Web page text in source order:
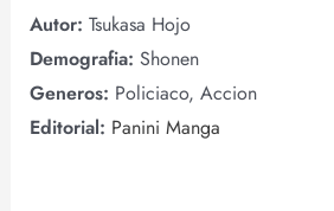
Autor: Tsukasa Hojo
Demografia: Shonen
Generos: Policiaco, Accion
Editorial: Panini Manga